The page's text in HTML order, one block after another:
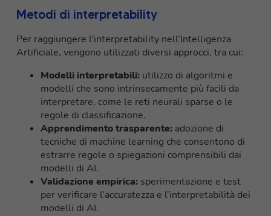
Metodi di interpretability
Per raggiungere l’interpretability nell’Intelligenza
Artificiale, vengono utilizzati diversi approcci, tra cui:
Modelli interpretabili: utilizzo di algoritmi e
modelli che sono intrinsecamente più facili da
interpretare, come le reti neurali sparse o le
regole di classificazione.
Apprendimento trasparente: adozione di
tecniche di machine learning che consentono di
estrarre regole o spiegazioni comprensibili dai
modelli di AI.
Validazione empirica: sperimentazione e test
per verificare l’accuratezza e l’interpretabilità dei
modelli di AI.